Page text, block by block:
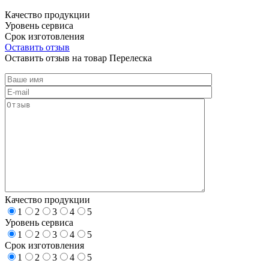
Качество продукции
Уровень сервиса
Срок изготовления
Оставить отзыв
Оставить отзыв на товар Перелеска
Качество продукции
1
2 3 4
5
Уровень сервиса
1
2 3 4
5
Срок изготовления
1
2 3 4
5